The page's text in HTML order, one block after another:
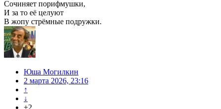
Сочиняет порифмушки,
И за то её целуют
В жопу стрёмные подружки.
Юша Могилкин
2 марта 2026, 23:16
↑
↓